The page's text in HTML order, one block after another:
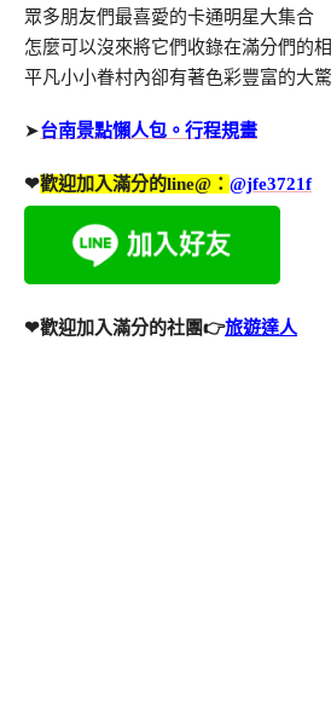
眾多朋友們最喜愛的卡通明星大集合
怎麼可以沒來將它們收錄在滿分們的
平凡小小眷村內卻有著色彩豐富的大
➤台南景點懶人包。行程規畫
❤歡迎加入滿分的line@： @jfe3721f
❤歡迎加入滿分的社團👉旅遊達人